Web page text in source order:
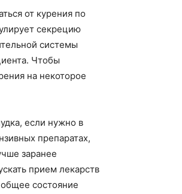
от курения по
секрецию
системы
Чтобы
на некоторое
если нужно в
препаратах,
заранее
прием лекарств
общее состояние